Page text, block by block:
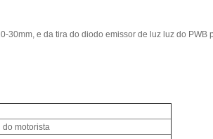
30mm, e da tira do diodo emissor de luz luz do
do motorista